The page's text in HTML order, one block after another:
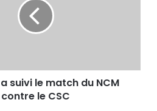
suivi le match du NCM
contre le CSC